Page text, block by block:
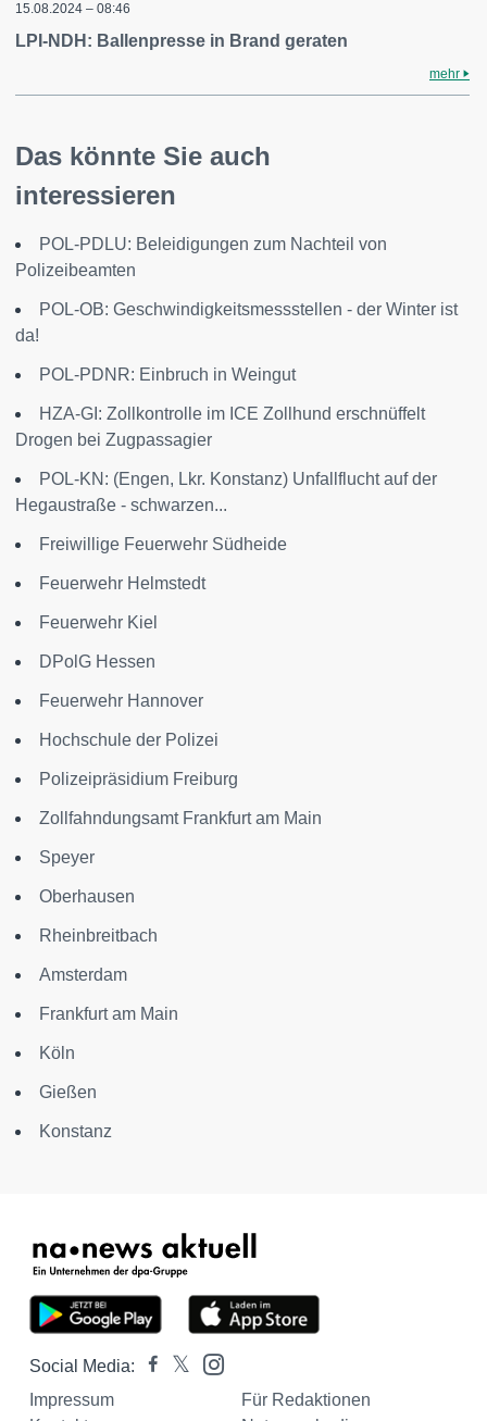
15.08.2024 – 08:46
LPI-NDH: Ballenpresse in Brand geraten
mehr
Das könnte Sie auch
interessieren
POL-PDLU: Beleidigungen zum Nachteil von
Polizeibeamten
POL-OB: Geschwindigkeitsmessstellen - der Winter ist
da!
POL-PDNR: Einbruch in Weingut
HZA-GI: Zollkontrolle im ICE Zollhund erschnüffelt
Drogen bei Zugpassagier
POL-KN: (Engen, Lkr. Konstanz) Unfallflucht auf der
Hegaustraße - schwarzen...
Freiwillige Feuerwehr Südheide
Feuerwehr Helmstedt
Feuerwehr Kiel
DPolG Hessen
Feuerwehr Hannover
Hochschule der Polizei
Polizeipräsidium Freiburg
Zollfahndungsamt Frankfurt am Main
Speyer
Oberhausen
Rheinbreitbach
Amsterdam
Frankfurt am Main
Köln
Gießen
Konstanz
Social Media:
Impressum
Für Redaktionen